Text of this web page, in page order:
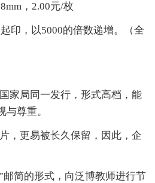
，2.00元/枚
印，以5000的倍数递增。（全
家局同一发行，形式高档，能
尊重。
，更易被长久保留，因此，企
邮简的形式，向泛博教师进行节